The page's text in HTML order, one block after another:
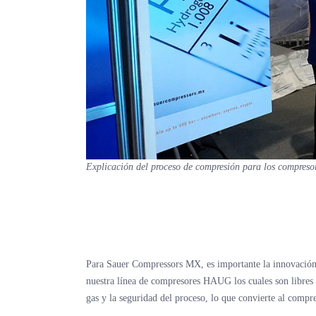
Explicación del proceso de compresión para los
Para Sauer Compressors MX, es importante la
nuestra línea de compresores HAUG los cuales son
gas y la seguridad del proceso, lo que convierte al